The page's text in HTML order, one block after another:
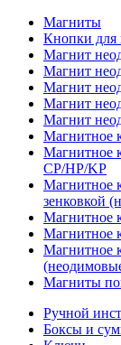
Магниты
Кнопки для
Магнит
Магнит
Магнит
Магнит
Магнит
Магнитное
Магнитное
CP/HP/KP
Магнитное
зенковкой
Магнитное
Магнитное
Магнитное
Магниты
Ручной
Боксы и